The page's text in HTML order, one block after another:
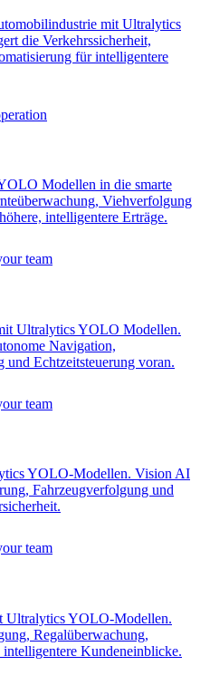
mit Ultralytics
die Verkehrssicherheit,
für intelligentere
Modellen in die smarte
Viehverfolgung
intelligentere Erträge.
Ultralytics YOLO Modellen.
Navigation,
Echtzeitsteuerung voran.
YOLO-Modellen. Vision AI
Fahrzeugverfolgung und
Ultralytics YOLO-Modellen.
Regalüberwachung,
intelligentere Kundeneinblicke.